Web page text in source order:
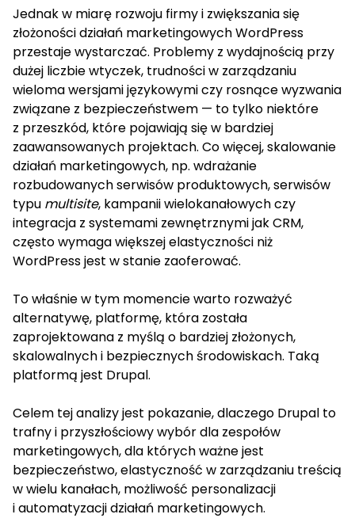
Jednak w miarę rozwoju firmy i zwiększania się
złożoności działań marketingowych WordPress
przestaje wystarczać. Problemy z wydajnością przy
dużej liczbie wtyczek, trudności w zarządzaniu
wieloma wersjami językowymi czy rosnące wyzwania
związane z bezpieczeństwem — to tylko niektóre
z przeszkód, które pojawiają się w bardziej
zaawansowanych projektach. Co więcej, skalowanie
działań marketingowych, np. wdrażanie
rozbudowanych serwisów produktowych, serwisów
typu multisite, kampanii wielokanałowych czy
integracja z systemami zewnętrznymi jak CRM,
często wymaga większej elastyczności niż
WordPress jest w stanie zaoferować.
To właśnie w tym momencie warto rozważyć
alternatywę, platformę, która została
zaprojektowana z myślą o bardziej złożonych,
skalowalnych i bezpiecznych środowiskach. Taką
platformą jest Drupal.
Celem tej analizy jest pokazanie, dlaczego Drupal to
trafny i przyszłościowy wybór dla zespołów
marketingowych, dla których ważne jest
bezpieczeństwo, elastyczność w zarządzaniu treścią
w wielu kanałach, możliwość personalizacji
i automatyzacji działań marketingowych.